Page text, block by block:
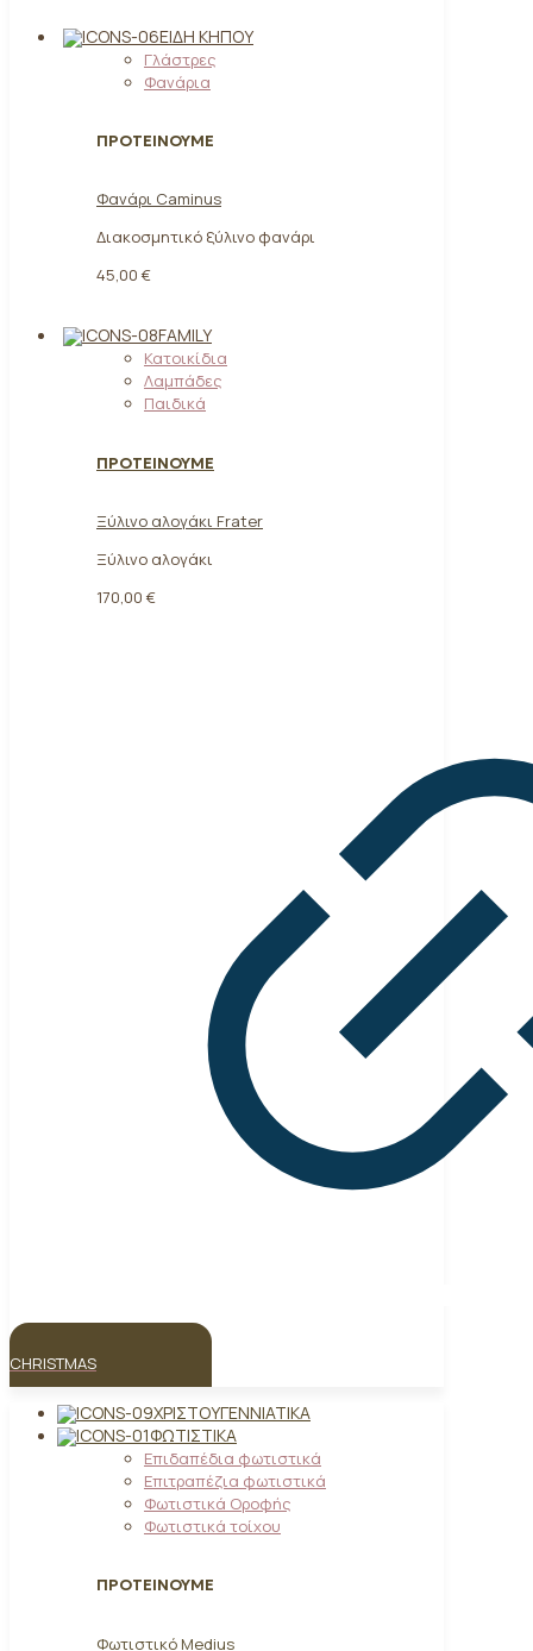
ΕΊΔΗ ΚΉΠΟΥ
Γλάστρες
Φανάρια
ΠΡΟΤΕΙΝΟΥΜΕ
Φανάρι Caminus
Διακοσμητικό ξύλινο φανάρι
45,00 €
FAMILY
Κατοικίδια
Λαμπάδες
Παιδικά
ΠΡΟΤΕΙΝΟΥΜΕ
Ξύλινο αλογάκι Frater
Ξύλινο αλογάκι
170,00 €
CHRISTMAS
ΧΡΙΣΤΟΥΓΕΝΝΙΆΤΙΚΑ
ΦΩΤΙΣΤΙΚΆ
Επιδαπέδια φωτιστικά
Επιτραπέζια φωτιστικά
Φωτιστικά Οροφής
Φωτιστικά τοίχου
ΠΡΟΤΕΙΝΟΥΜΕ
Φωτιστικό Medius